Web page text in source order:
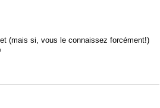
(mais si, vous le connaissez forcément!)